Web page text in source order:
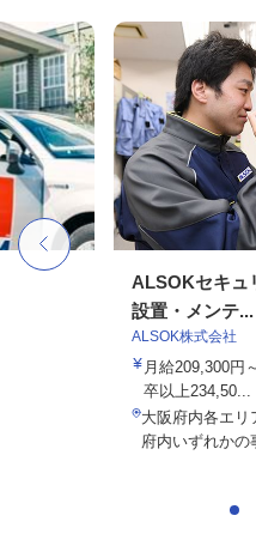
ALSOKセキュ
設置・メンテ...
ALSOK株式会社
月給209,300円
卒以上234,50...
大阪府内各エ
府内いずれかの